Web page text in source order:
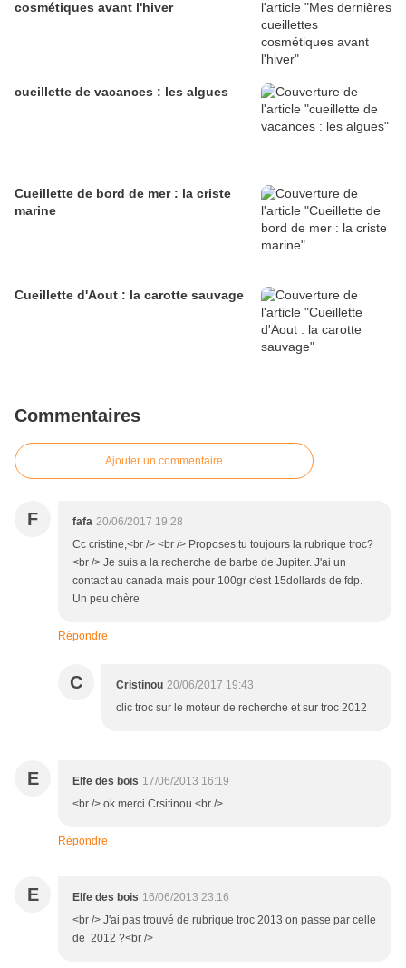
cosmétiques avant l'hiver
cueillette de vacances : les algues
Cueillette de bord de mer : la criste
marine
Cueillette d'Aout : la carotte sauvage
Commentaires
Ajouter un commentaire
F fafa 20/06/2017 19:28
Cc cristine,<br /> <br /> Proposes tu toujours la rubrique troc?
<br /> Je suis a la recherche de barbe de Jupiter. J'ai un
contact au canada mais pour 100gr c'est 15dollards de fdp.
Un peu chère
Répondre
C Cristinou 20/06/2017 19:43
clic troc sur le moteur de recherche et sur troc 2012
E Elfe des bois 17/06/2013 16:19
<br /> ok merci Crsitinou <br />
Répondre
E Elfe des bois 16/06/2013 23:16
<br /> J'ai pas trouvé de rubrique troc 2013 on passe par celle
de 2012 ?<br />